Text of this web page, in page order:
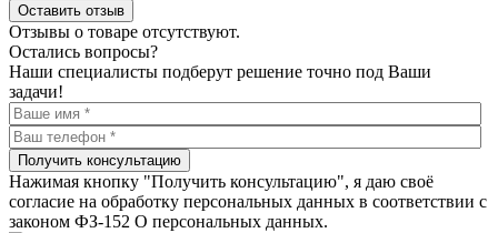
Оставить отзыв
Отзывы о товаре отсутствуют.
Остались вопросы?
Наши специалисты подберут решение точно под Ваши
задачи!
Получить консультацию
Нажимая кнопку "Получить консультацию", я даю своё
согласие на обработку персональных данных в соответствии с
законом ФЗ-152 О персональных данных.